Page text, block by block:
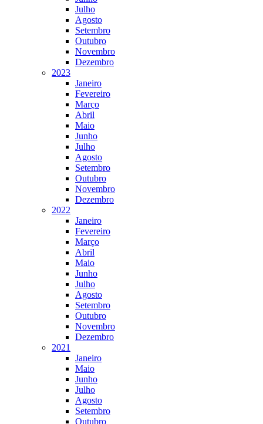
Julho
Agosto
Setembro
Outubro
Novembro
Dezembro
2023
Janeiro
Fevereiro
Março
Abril
Maio
Junho
Julho
Agosto
Setembro
Outubro
Novembro
Dezembro
2022
Janeiro
Fevereiro
Março
Abril
Maio
Junho
Julho
Agosto
Setembro
Outubro
Novembro
Dezembro
2021
Janeiro
Maio
Junho
Julho
Agosto
Setembro
Outubro